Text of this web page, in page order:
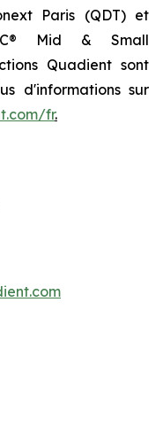
Paris (QDT) et
Mid & Small
Quadient sont
d'informations sur
fr.